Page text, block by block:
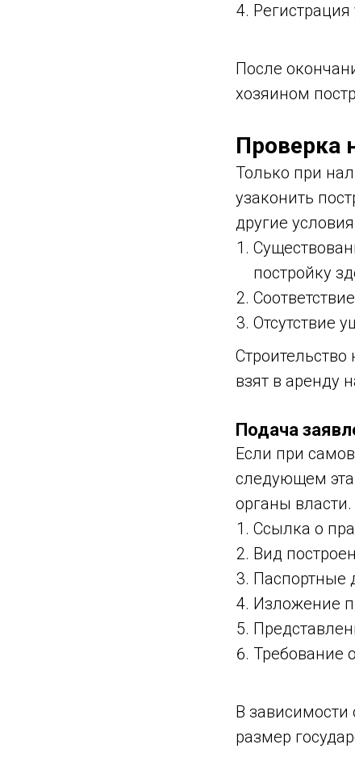
После
хозяином
Проверка
Только при
узаконить
другие
постройку
Отсутствие
взят в аренду
Подача
Если при
следующем
органы
Ссылка о
Вид
Паспортные
Изложение
Требование
В зависимости
размер